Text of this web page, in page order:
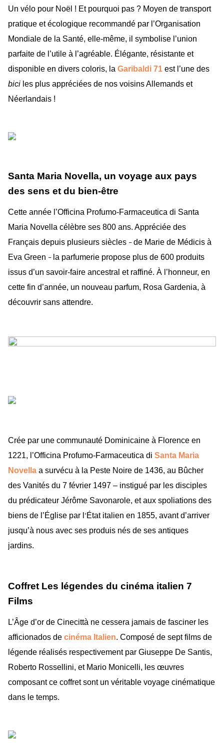
Un vélo pour Noël ! Et pourquoi pas ? Moyen de transport
pratique et écologique recommandé par l’Organisation
Mondiale de la Santé, elle-même, il symbolise l’union
parfaite de l’utile à l’agréable. Élégante, résistante et
disponible en divers coloris, la Garibaldi 71 est l’une des
bici les plus appréciées de nos voisins Allemands et
Néerlandais !
Santa Maria Novella, un voyage aux pays
des sens et du bien-être
Cette année l’Officina Profumo-Farmaceutica di Santa
Maria Novella célèbre ses 800 ans. Appréciée des
Français depuis plusieurs siècles – de Marie de Médicis à
Eva Green – la parfumerie propose plus de 600 produits
issus d’un savoir-faire ancestral et raffiné. À l’honneur, en
cette fin d’année, un nouveau parfum, Rosa Gardenia, à
découvrir sans attendre.
Crée par une communauté Dominicaine à Florence en
1221, l’Officina Profumo-Farmaceutica di Santa Maria
Novella a survécu à la Peste Noire de 1436, au Bûcher
des Vanités du 7 février 1497 – instigué par les disciples
du prédicateur Jérôme Savonarole, et aux spoliations des
biens de l’Église par l ’ État italien en 1855, avant d’arriver
jusqu’à nous avec ses produis nés de ses antiques
jardins.
Coffret Les légendes du cinéma italien 7
Films
L’Âge d’or de Cinecittà ne cessera jamais de fasciner les
afficionados de cinéma Italien. Composé de sept films de
légende réalisés respectivement par Giuseppe De Santis,
Roberto Rossellini, et Mario Monicelli, les œuvres
composant ce coffret sont un véritable voyage cinématique
dans le temps.